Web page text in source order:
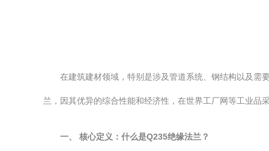
在建筑建材领域，特别是涉及管道系统、钢结构以及需
兰，因其优异的综合性能和经济性，在世界工厂网等工业品
一、 核心定义：什么是Q235绝缘法兰？